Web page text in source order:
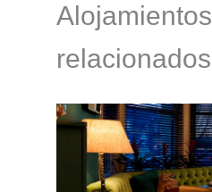
Alojamientos
relacionados